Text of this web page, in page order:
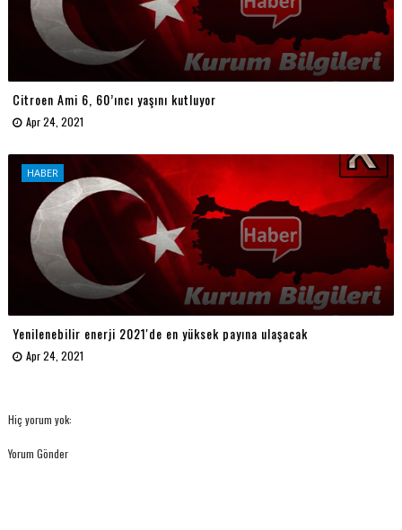
Citroen Ami 6, 60’ıncı yaşını kutluyor
Apr 24, 2021
HABER
Yenilenebilir enerji 2021'de en yüksek payına ulaşacak
Apr 24, 2021
Hiç yorum yok:
Yorum Gönder